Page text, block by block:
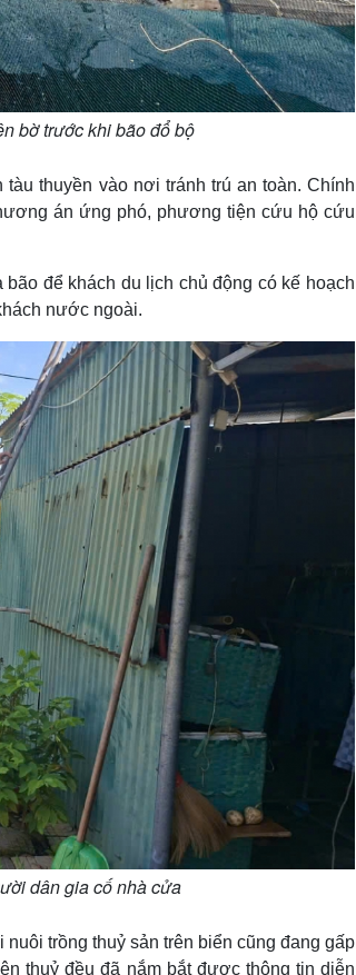
bờ trước khi bão đổ bộ
thuyền vào nơi tránh trú an toàn. Chính
án ứng phó, phương tiện cứu hộ cứu
để khách du lịch chủ động có kế hoạch
nước ngoài.
dân gia cố nhà cửa
trồng thuỷ sản trên biển cũng đang gấp
thuỷ đều đã nắm bắt được thông tin diễn